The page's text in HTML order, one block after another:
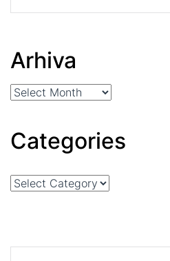
Arhiva
Arhiva
Categories
Categories